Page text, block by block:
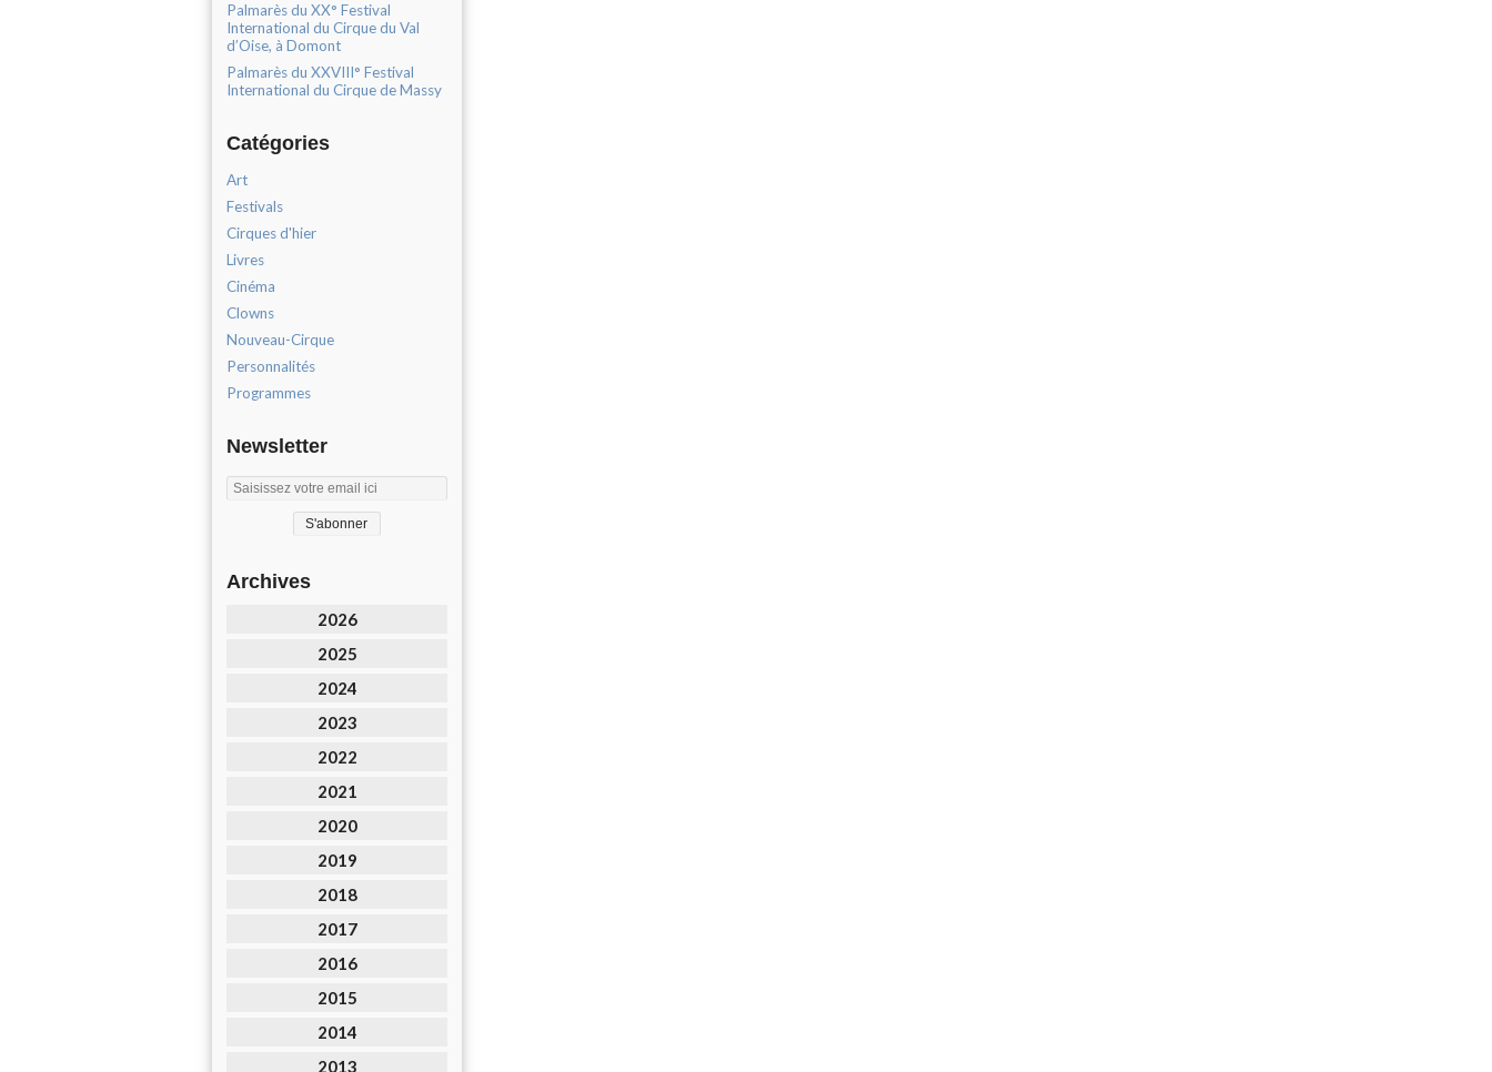
Palmarès du XX° Festival
International du Cirque du Val
d’Oise, à Domont
Palmarès du XXVIII° Festival
International du Cirque de Massy
Catégories
Art
Festivals
Cirques d'hier
Livres
Cinéma
Clowns
Nouveau-Cirque
Personnalités
Programmes
Newsletter
Archives
2026
2025
2024
2023
2022
2021
2020
2019
2018
2017
2016
2015
2014
2013